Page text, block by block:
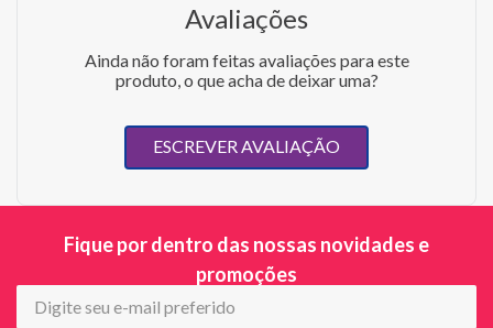
Avaliações
Ainda não foram feitas avaliações para este
produto, o que acha de deixar uma?
ESCREVER AVALIAÇÃO
Fique por dentro das nossas novidades e
promoções